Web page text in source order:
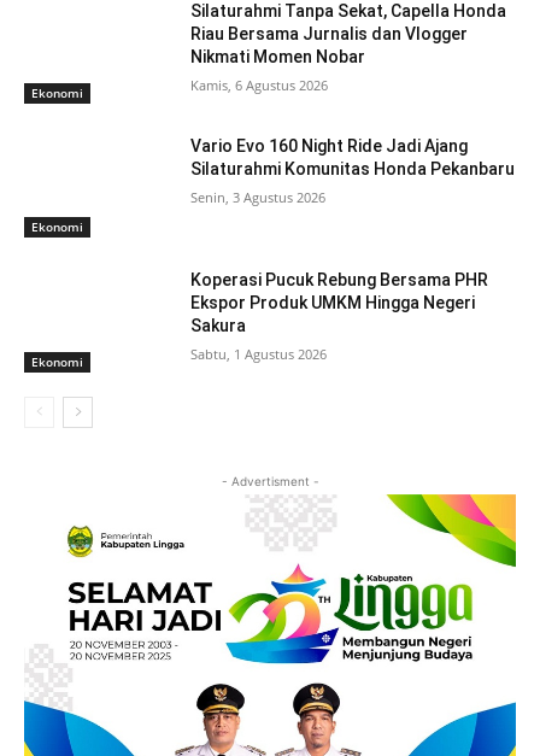
Ekonomi
Silaturahmi Tanpa Sekat, Capella Honda
Riau Bersama Jurnalis dan Vlogger
Nikmati Momen Nobar
Kamis, 6 Agustus 2026
Ekonomi
Vario Evo 160 Night Ride Jadi Ajang
Silaturahmi Komunitas Honda Pekanbaru
Senin, 3 Agustus 2026
Ekonomi
Koperasi Pucuk Rebung Bersama PHR
Ekspor Produk UMKM Hingga Negeri
Sakura
Sabtu, 1 Agustus 2026
- Advertisment -